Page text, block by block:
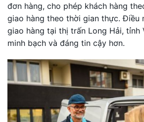
đơn hàng, cho phép khách hàng
giao hàng theo thời gian thực. Điều
giao hàng tại thị trấn Long Hải, tỉnh
minh bạch và đáng tin cậy hơn.